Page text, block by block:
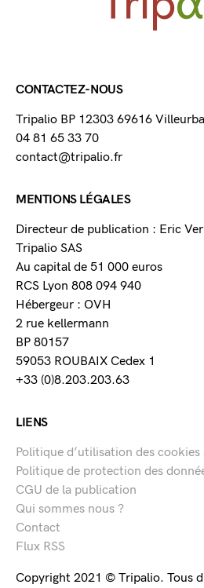
CONTACTEZ-NOUS
Tripalio BP 12303 69616
04 81 65 33 70
contact@tripalio.fr
MENTIONS LÉGALES
Directeur de publication : Eric
Tripalio SAS
Au capital de 51 000 euros
RCS Lyon 808 094 940
Hébergeur : OVH
2 rue kellermann
BP 80157
59053 ROUBAIX Cedex 1
+33 (0)8.203.203.63
LIENS
Politique d’utilisation des
Politique de protection des
CGU de la publication
Qui sommes nous ?
Contact
Flux RSS
Copyright 2021 © Tripalio. Tous